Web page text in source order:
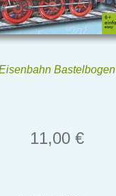
Bastelbogen
11,00 €